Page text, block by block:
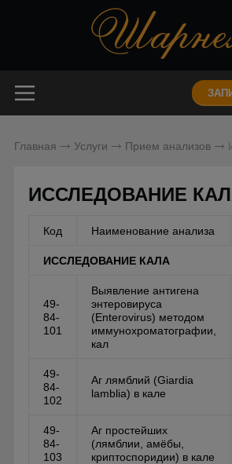
Главная Услуги Прием анализов
ИССЛЕДОВАНИЕ
Код Наименование анализа
ИССЛЕДОВАНИЕ КАЛА
49-
84-
101
Выявление антигена
энтеровируса
(Enterovirus) методом
иммунохроматографии,
кал
49-
84-
102
Аг лямблий (Giardia
lamblia) в кале
49-
84-
103
Аг простейших
(лямблии, амёбы,
криптоспоридии) в кале